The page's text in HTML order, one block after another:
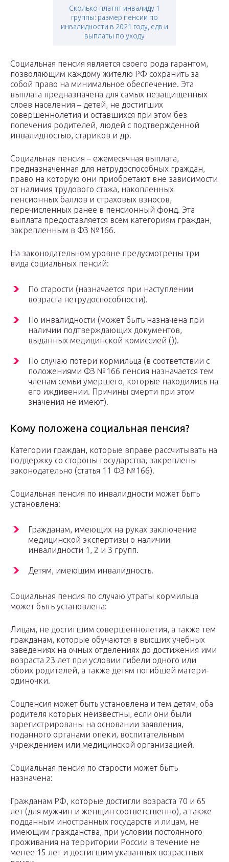
Сколько платят инвалиду 1
группы: размер пенсии по
инвалидности в 2021 году, едв и
выплаты по уходу
Социальная пенсия является своего рода гарантом,
позволяющим каждому жителю РФ сохранить за
собой право на минимальное обеспечение. Эта
выплата предназначена для самых незащищенных
слоев населения – детей, не достигших
совершеннолетия и оставшихся при этом без
попечения родителей, людей с подтвержденной
инвалидностью, стариков и др.
Социальная пенсия – ежемесячная выплата,
предназначенная для нетрудоспособных граждан,
право на которую они приобретают вне зависимости
от наличия трудового стажа, накопленных
пенсионных баллов и страховых взносов,
перечисленных ранее в пенсионный фонд. Эта
выплата предоставляется всем категориям граждан,
закрепленным в ФЗ №166.
На законодательном уровне предусмотрены три
вида социальных пенсий:
По старости (назначается при наступлении
возраста нетрудоспособности).
По инвалидности (может быть назначена при
наличии подтверждающих документов,
выданных медицинской комиссией ()).
По случаю потери кормильца (в соответствии с
положениями ФЗ №166 пенсия назначается тем
членам семьи умершего, которые находились на
его иждивении. Причины смерти при этом
значения не имеют).
Кому положена социальная пенсия?
Категории граждан, которые вправе рассчитывать на
поддержку со стороны государства, закреплены
законодательно (статья 11 ФЗ №166).
Социальная пенсия по инвалидности может быть
установлена:
Гражданам, имеющих на руках заключение
медицинской экспертизы о наличии
инвалидности 1, 2 и 3 групп.
Детям, имеющим инвалидность.
Социальная пенсия по случаю утраты кормильца
может быть установлена:
Лицам, не достигшим совершеннолетия, а также тем
гражданам, которые обучаются в высших учебных
заведениях на очных отделениях до достижения ими
возраста 23 лет при условии гибели одного или
обоих родителей, а также детям погибшей матери-
одиночки.
Соцпенсия может быть установлена и тем детям, оба
родителя которых неизвестны, если они были
зарегистрированы на основании заявления,
поданного органами опеки, воспитательным
учреждением или медицинской организацией.
Социальная пенсия по старости может быть
назначена:
Гражданам РФ, которые достигли возраста 70 и 65
лет (для мужчин и женщин соответственно), а также
подданным иностранных государств и лицам, не
имеющим гражданства, при условии постоянного
проживания на территории России в течение не
менее 15 лет и достигшим указанных возрастных